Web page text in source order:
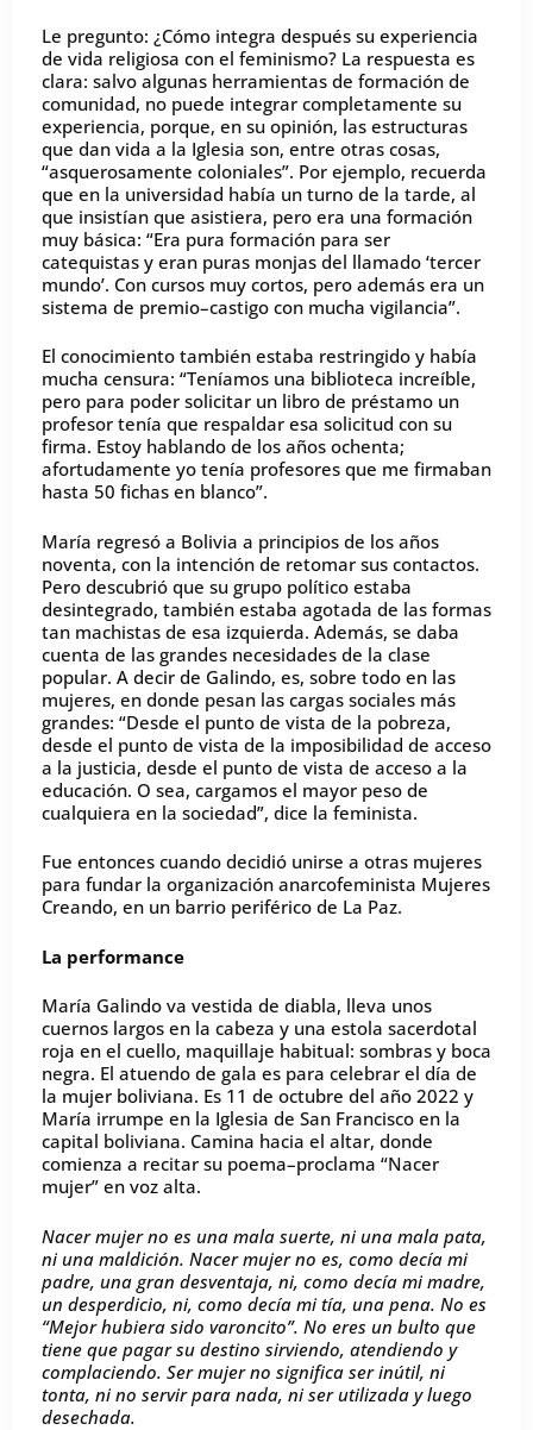
Le pregunto: ¿Cómo integra después su experiencia
de vida religiosa con el feminismo? La respuesta es
clara: salvo algunas herramientas de formación de
comunidad, no puede integrar completamente su
experiencia, porque, en su opinión, las estructuras
que dan vida a la Iglesia son, entre otras cosas,
“asquerosamente coloniales”. Por ejemplo, recuerda
que en la universidad había un turno de la tarde, al
que insistían que asistiera, pero era una formación
muy básica: “Era pura formación para ser
catequistas y eran puras monjas del llamado ‘tercer
mundo’. Con cursos muy cortos, pero además era un
sistema de premio–castigo con mucha vigilancia”.
El conocimiento también estaba restringido y había
mucha censura: “Teníamos una biblioteca increíble,
pero para poder solicitar un libro de préstamo un
profesor tenía que respaldar esa solicitud con su
firma. Estoy hablando de los años ochenta;
afortudamente yo tenía profesores que me firmaban
hasta 50 fichas en blanco”.
María regresó a Bolivia a principios de los años
noventa, con la intención de retomar sus contactos.
Pero descubrió que su grupo político estaba
desintegrado, también estaba agotada de las formas
tan machistas de esa izquierda. Además, se daba
cuenta de las grandes necesidades de la clase
popular. A decir de Galindo, es, sobre todo en las
mujeres, en donde pesan las cargas sociales más
grandes: “Desde el punto de vista de la pobreza,
desde el punto de vista de la imposibilidad de acceso
a la justicia, desde el punto de vista de acceso a la
educación. O sea, cargamos el mayor peso de
cualquiera en la sociedad”, dice la feminista.
Fue entonces cuando decidió unirse a otras mujeres
para fundar la organización anarcofeminista Mujeres
Creando, en un barrio periférico de La Paz.
La performance
María Galindo va vestida de diabla, lleva unos
cuernos largos en la cabeza y una estola sacerdotal
roja en el cuello, maquillaje habitual: sombras y boca
negra. El atuendo de gala es para celebrar el día de
la mujer boliviana. Es 11 de octubre del año 2022 y
María irrumpe en la Iglesia de San Francisco en la
capital boliviana. Camina hacia el altar, donde
comienza a recitar su poema–proclama “Nacer
mujer” en voz alta.
Nacer mujer no es una mala suerte, ni una mala pata,
ni una maldición. Nacer mujer no es, como decía mi
padre, una gran desventaja, ni, como decía mi madre,
un desperdicio, ni, como decía mi tía, una pena. No es
“Mejor hubiera sido varoncito”. No eres un bulto que
tiene que pagar su destino sirviendo, atendiendo y
complaciendo. Ser mujer no significa ser inútil, ni
tonta, ni no servir para nada, ni ser utilizada y luego
desechada.